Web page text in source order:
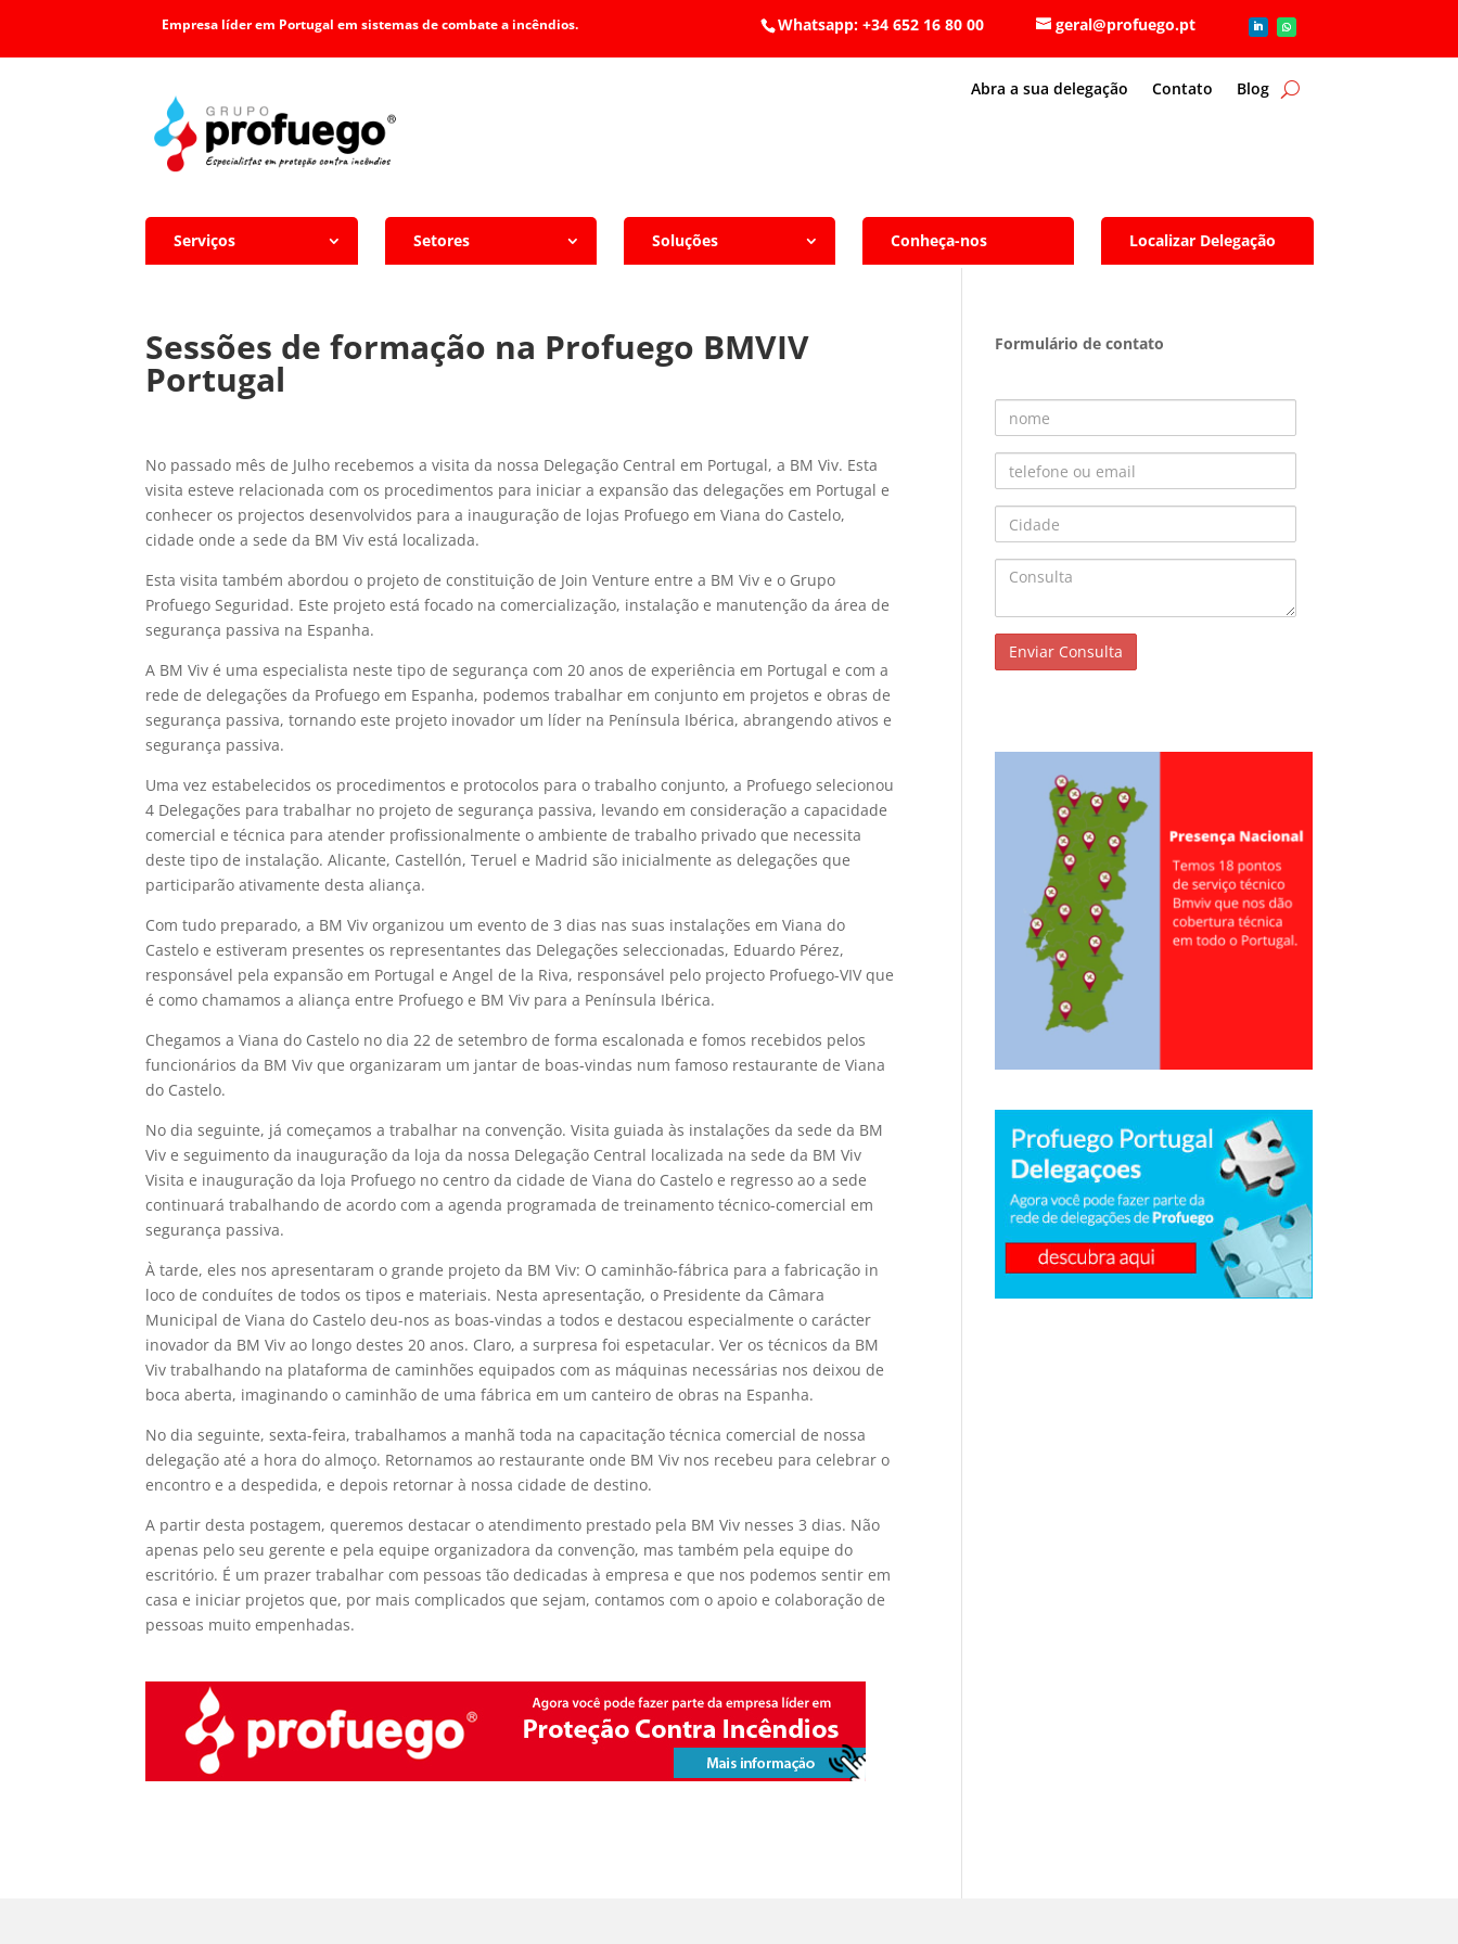
Empresa líder em Portugal em sistemas de combate a incêndios. Whatsapp: +34 652 16 80 00 geral@profuego.pt
Abra a sua delegação Contato Blog
Serviços Setores Soluções Conheça-nos Localizar Delegação
Sessões de formação na Profuego BMVIV
Portugal
No passado mês de Julho recebemos a visita da nossa Delegação Central em Portugal, a BM Viv. Esta
visita esteve relacionada com os procedimentos para iniciar a expansão das delegações em Portugal e
conhecer os projectos desenvolvidos para a inauguração de lojas Profuego em Viana do Castelo,
cidade onde a sede da BM Viv está localizada.
Esta visita também abordou o projeto de constituição de Join Venture entre a BM Viv e o Grupo
Profuego Seguridad. Este projeto está focado na comercialização, instalação e manutenção da área de
segurança passiva na Espanha.
A BM Viv é uma especialista neste tipo de segurança com 20 anos de experiência em Portugal e com a
rede de delegações da Profuego em Espanha, podemos trabalhar em conjunto em projetos e obras de
segurança passiva, tornando este projeto inovador um líder na Península Ibérica, abrangendo ativos e
segurança passiva.
Uma vez estabelecidos os procedimentos e protocolos para o trabalho conjunto, a Profuego selecionou
4 Delegações para trabalhar no projeto de segurança passiva, levando em consideração a capacidade
comercial e técnica para atender profissionalmente o ambiente de trabalho privado que necessita
deste tipo de instalação. Alicante, Castellón, Teruel e Madrid são inicialmente as delegações que
participarão ativamente desta aliança.
Com tudo preparado, a BM Viv organizou um evento de 3 dias nas suas instalações em Viana do
Castelo e estiveram presentes os representantes das Delegações seleccionadas, Eduardo Pérez,
responsável pela expansão em Portugal e Angel de la Riva, responsável pelo projecto Profuego-VIV que
é como chamamos a aliança entre Profuego e BM Viv para a Península Ibérica.
Chegamos a Viana do Castelo no dia 22 de setembro de forma escalonada e fomos recebidos pelos
funcionários da BM Viv que organizaram um jantar de boas-vindas num famoso restaurante de Viana
do Castelo.
No dia seguinte, já começamos a trabalhar na convenção. Visita guiada às instalações da sede da BM
Viv e seguimento da inauguração da loja da nossa Delegação Central localizada na sede da BM Viv
Visita e inauguração da loja Profuego no centro da cidade de Viana do Castelo e regresso ao a sede
continuará trabalhando de acordo com a agenda programada de treinamento técnico-comercial em
segurança passiva.
À tarde, eles nos apresentaram o grande projeto da BM Viv: O caminhão-fábrica para a fabricação in
loco de conduítes de todos os tipos e materiais. Nesta apresentação, o Presidente da Câmara
Municipal de Viana do Castelo deu-nos as boas-vindas a todos e destacou especialmente o carácter
inovador da BM Viv ao longo destes 20 anos. Claro, a surpresa foi espetacular. Ver os técnicos da BM
Viv trabalhando na plataforma de caminhões equipados com as máquinas necessárias nos deixou de
boca aberta, imaginando o caminhão de uma fábrica em um canteiro de obras na Espanha.
No dia seguinte, sexta-feira, trabalhamos a manhã toda na capacitação técnica comercial de nossa
delegação até a hora do almoço. Retornamos ao restaurante onde BM Viv nos recebeu para celebrar o
encontro e a despedida, e depois retornar à nossa cidade de destino.
A partir desta postagem, queremos destacar o atendimento prestado pela BM Viv nesses 3 dias. Não
apenas pelo seu gerente e pela equipe organizadora da convenção, mas também pela equipe do
escritório. É um prazer trabalhar com pessoas tão dedicadas à empresa e que nos podemos sentir em
casa e iniciar projetos que, por mais complicados que sejam, contamos com o apoio e colaboração de
pessoas muito empenhadas.
Formulário de contato
Nome
Telefone ou Email
Cidade
Consulta